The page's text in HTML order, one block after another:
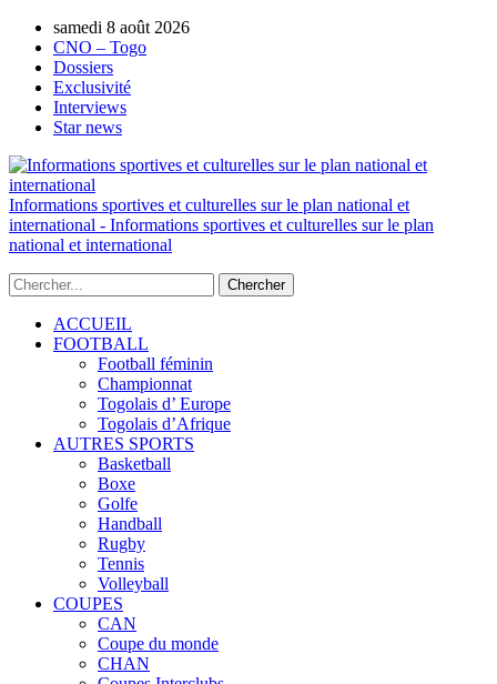
samedi 8 août 2026
CNO – Togo
Dossiers
Exclusivité
Interviews
Star news
Informations sportives et culturelles sur le plan national et
international - Informations sportives et culturelles sur le plan
national et international
ACCUEIL
FOOTBALL
Football féminin
Championnat
Togolais d’ Europe
Togolais d’Afrique
AUTRES SPORTS
Basketball
Boxe
Golfe
Handball
Rugby
Tennis
Volleyball
COUPES
CAN
Coupe du monde
CHAN
AUTORISATION DE LA HAAC N°0134/